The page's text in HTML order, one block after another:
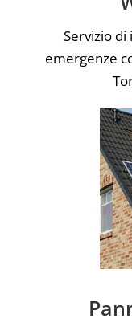
Servizio
emergenze